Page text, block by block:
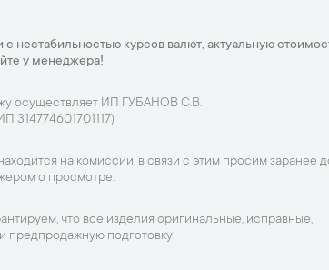
с нестабильностью курсов валют, актуальную
у менеджера!
осуществляет ИП ГУБАНОВ С.В.
314774601701117)
на комиссии, в связи с этим просим заранее
о просмотре.
что все изделия оригинальные, исправные,
предпродажную подготовку.